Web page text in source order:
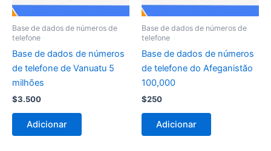
Base de dados de números de
telefone
Base de dados de números
de telefone de Vanuatu 5
milhões
$3.500
Adicionar
Base de dados de números de
telefone
Base de dados de números
de telefone do Afeganistão
100,000
$250
Adicionar